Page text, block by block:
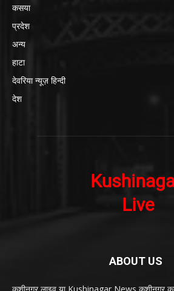
कसया
प्रदेश
अन्य
हाटा
देवरिया न्यूज़ हिन्दी
देश
ABOUT US